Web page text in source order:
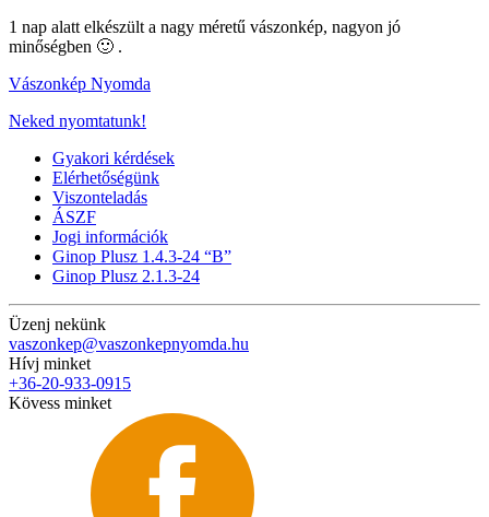
1 nap alatt elkészült a nagy méretű vászonkép, nagyon jó
minőségben 🙂 .
Vászonkép Nyomda
Neked nyomtatunk!
Gyakori kérdések
Elérhetőségünk
Viszonteladás
ÁSZF
Jogi információk
Ginop Plusz 1.4.3-24 “B”
Ginop Plusz 2.1.3-24
Üzenj nekünk
vaszonkep@vaszonkepnyomda.hu
Hívj minket
+36-20-933-0915
Kövess minket